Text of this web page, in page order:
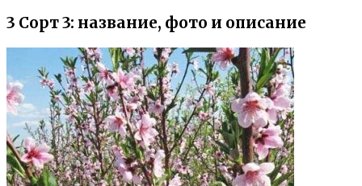
3 Сорт 3: название, фото и описание